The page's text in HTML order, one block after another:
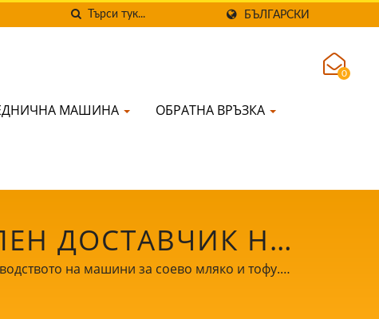
БЪЛГАРСКИ
МАШИНА ОБРАТНА ВРЪЗКА
0
ДОСТАВЧИК НА
ТАЙВАН ОТ 32
CO., LTD.
на машини за соево мляко и тофу.
опит в производството на тофу с
на растежа и успеха на вашия бизнес.